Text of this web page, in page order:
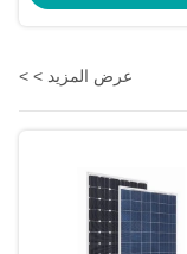
عرض المزيد > >